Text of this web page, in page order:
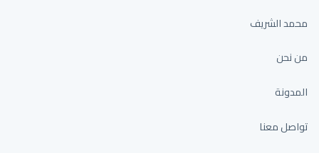
محمد الشريف
من نحن
المدونة
تواصل معنا